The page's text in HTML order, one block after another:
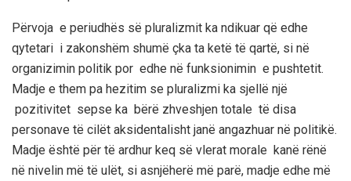
Përvoja e periudhës së pluralizmit ka ndikuar që edhe
qytetari i zakonshëm shumë çka ta ketë të qartë, si në
organizimin politik por edhe në funksionimin e pushtetit.
Madje e them pa hezitim se pluralizmi ka sjellë një
pozitivitet sepse ka bërë zhveshjen totale të disa
personave të cilët aksidentalisht janë angazhuar në politikë.
Madje është për të ardhur keq së vlerat morale kanë rënë
në nivelin më të ulët, si asnjëherë më parë, madje edhe më